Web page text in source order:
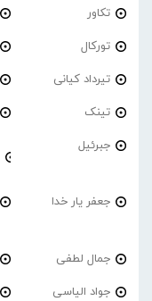
تکاور
تورکال
تیرداد کیانی
تینک
جبرئیل
جعفر یار خدا
جمال لطفی
جواد الیاسی